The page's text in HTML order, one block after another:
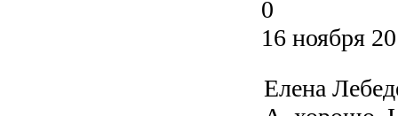
0
16 ноября
Елена